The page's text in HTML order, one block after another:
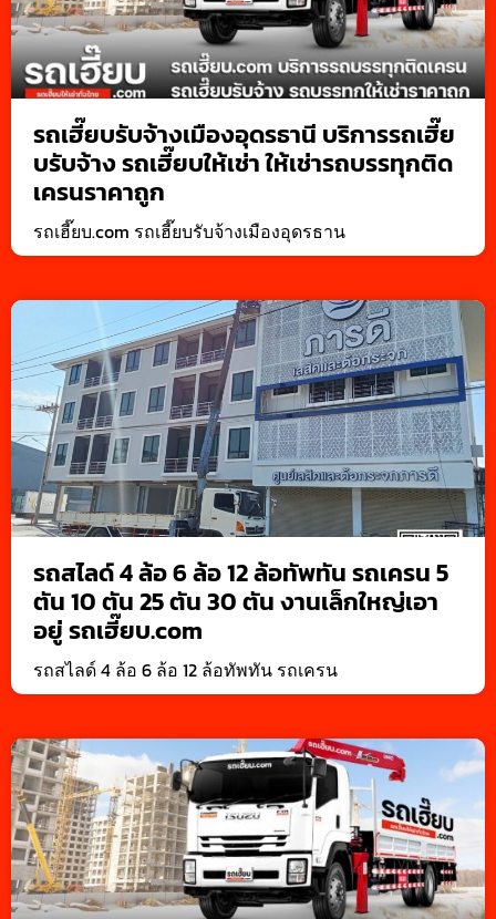
รถเฮี๊ยบรับจ้างเมืองอุดรธานี บริการรถเฮี๊ย
บรับจ้าง รถเฮี๊ยบให้เช่า ให้เช่ารถบรรทุกติด
เครนราคาถูก
รถเฮี๊ยบ.com รถเฮี๊ยบรับจ้างเมืองอุดรธาน
รถสไลด์ 4 ล้อ 6 ล้อ 12 ล้อทัพทัน รถเครน 5
ตัน 10 ตัน 25 ตัน 30 ตัน งานเล็กใหญ่เอา
อยู่ รถเฮี๊ยบ.com
รถสไลด์ 4 ล้อ 6 ล้อ 12 ล้อทัพทัน รถเครน